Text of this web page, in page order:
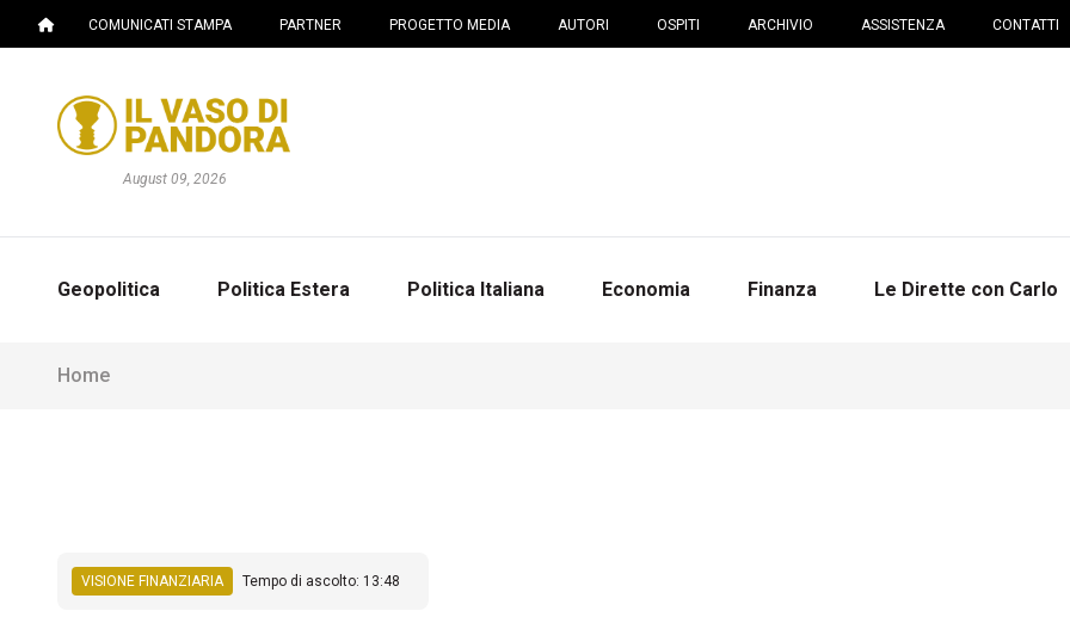
COMUNICATI STAMPA PARTNER PROGETTO MEDIA AUTORI OSPITI ARCHIVIO ASSISTENZA CONTATTI
August 09, 2026
Geopolitica Politica Estera Politica Italiana Economia Finanza Le Dirette con Carlo
Home
VISIONE FINANZIARIA Tempo di ascolto: 13:48